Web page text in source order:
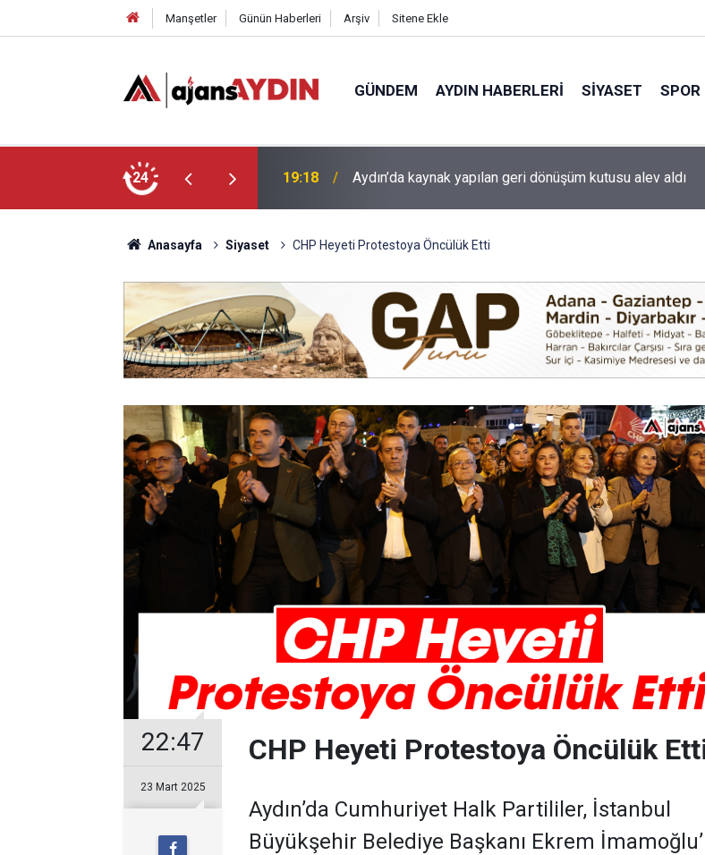
Manşetler Günün Haberleri Arşiv Sitene Ekle
GÜNDEM AYDIN HABERLERI SIYASET SPOR
24
kutusu alev aldı 17:34 Aydın’da otomobil karşı şeritteki araca çarptı
Anasayfa Siyaset CHP Heyeti Protestoya Öncülük Etti
22:47
23 Mart 2025
CHP Heyeti Protestoya Öncülük
Aydın’da Cumhuriyet Halk Partililer, İstanbul
Büyükşehir Belediye Başkanı Ekrem